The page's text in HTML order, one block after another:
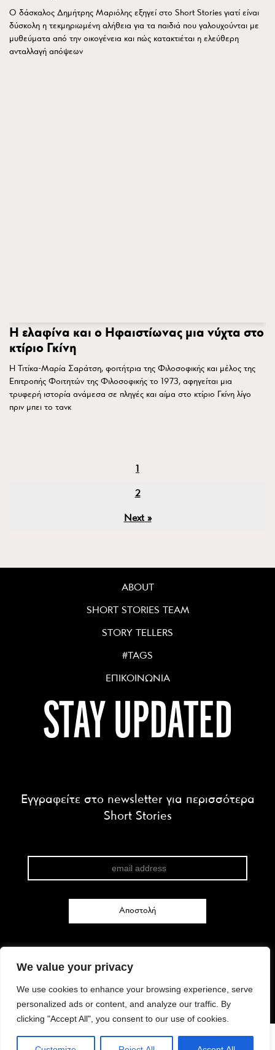
We value your privacy
We use cookies to enhance your browsing experience, serve
personalized ads or content, and analyze our traffic. By
clicking "Accept All", you consent to our use of cookies.
Ο δάσκαλος Δημήτρης Μαριόλης εξηγεί στο Short Stories γιατί είναι
δύσκολη η τεκμηριωμένη αλήθεια για τα παιδιά που γαλουχούνται με
μυθεύματα από την οικογένεια και πώς κατακτιέται η ελεύθερη
ανταλλαγή απόψεων
Η ελαφίνα και ο Ηφαιστίωνας μια νύχτα στο
κτίριο Γκίνη
Η Τιτίκα-Μαρία Σαράτση, φοιτήτρια της Φιλοσοφικής και μέλος της
Επιτροπής Φοιτητών της Φιλοσοφικής το 1973, αφηγείται μια
τρυφερή ιστορία ανάμεσα σε πληγές και αίμα στο κτίριο Γκίνη λίγο
πριν μπει το τανκ
2
Next »
ABOUT
SHORT STORIES TEAM
STORY TELLERS
#TAGS
ΕΠΙΚΟΙΝΩΝΙΑ
STAY UPDATED
Εγγραφείτε στο newsletter για περισσότερα
Short Stories
FACEBOOK
INSTAGRAM
TWITTER
© 2026 - All rights reserved